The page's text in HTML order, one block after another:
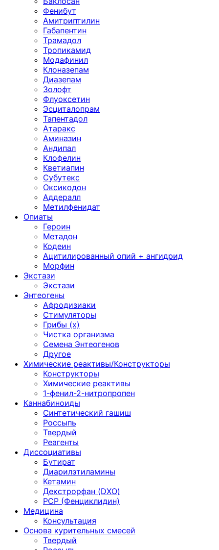
Фенибут
Амитриптилин
Габапентин
Трамадол
Тропикамид
Модафинил
Клоназепам
Диазепам
Золофт
Флуоксетин
Эсциталопрам
Тапентадол
Атаракс
Аминазин
Андипал
Клофелин
Кветиапин
Субутекс
Оксикодон
Аддералл
Метилфенидат
Опиаты
Героин
Метадон
Кодеин
Ацитилированный опий + ангидрид
Морфин
Экстази
Экстази
Энтеогены
Афродизиаки
Стимуляторы
Грибы (х)
Чистка организма
Семена Энтеогенов
Другое
Химические реактивы/Конструкторы
Конструкторы
Химические реактивы
1-фенил-2-нитропропен
Каннабиноиды
Синтетический гашиш
Россыпь
Твердый
Реагенты
Диссоциативы
Бутират
Диарилэтиламины
Кетамин
Декстрорфан (DXO)
PCP (Фенциклидин)
Медицина
Консультация
Основа курительных смесей
Твердый